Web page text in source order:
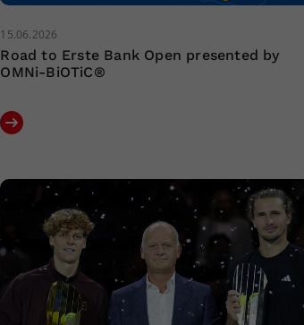
15.06.2026
Road to Erste Bank Open presented by
OMNi-BiOTiC®